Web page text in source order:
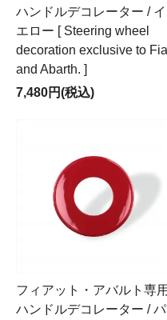
ハンドルデコレーター / イ
エロー [ Steering wheel
decoration exclusive to
and Abarth. ]
7,480円(税込)
フィアット・アバルト専用
ハンドルデコレーター / パ